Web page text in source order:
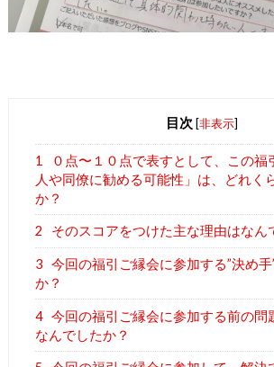
目次 [非表示]
1
０点〜１０点で表すとして、この福
人や同僚に勧める可能性」は、どれく
か？
2 そのスコアをつけた主な理由はなん
3 今回の福引ご縁会に参加する”決め手
か？
4 今回の福引ご縁会に参加する前の問
なんでしたか？